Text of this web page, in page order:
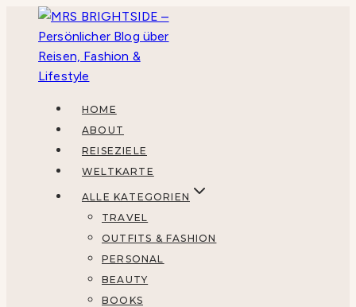
springen
HOME
ABOUT
REISEZIELE
WELTKARTE
ALLE KATEGORIEN
TRAVEL
OUTFITS & FASHION
PERSONAL
BEAUTY
BOOKS